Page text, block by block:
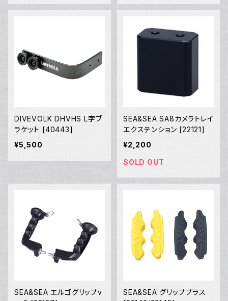
DIVEVOLK DHVHS L字ブ
ラケット [40443]
¥5,500
SEA&SEA SA8カメラトレイ
エクステンション [22121]
¥2,200
SOLD OUT
SEA&SEA エルゴグリップv
SEA&SEA グリッププラス